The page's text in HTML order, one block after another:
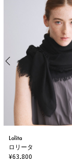
Lolita
ロリータ
¥63,800